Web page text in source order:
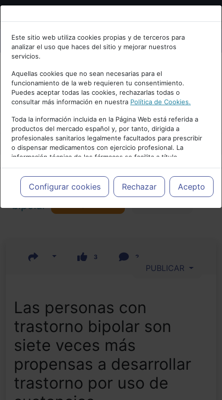
Bienvenid@ a psiquiatria.com
Escribe tu Email
Accede o regístrate con tu email.
Cancelar
Este sitio web utiliza cookies propias y de terceros para
analizar el uso que haces del sitio y mejorar nuestros
servicios.
Aquellas cookies que no sean necesarias para el
funcionamiento de la web requieren tu consentimiento.
Puedes aceptar todas las cookies, rechazarlas todas o
consultar más información en nuestra Política de Cookies.
Toda la información incluida en la Página Web está referida a
productos del mercado español y, por tanto, dirigida a
profesionales sanitarios legalmente facultados para prescribir
o dispensar medicamentos con ejercicio profesional. La
información técnica de los fármacos se facilita a título
meramente informativo, siendo responsabilidad de los
profesionales facultados prescribir medicamentos y decidir, en
cada caso concreto, el tratamiento más adecuado a las
necesidades del paciente.
Configurar cookies Rechazar Acepto
Actualidad y Artículos|Trastorno
bipolar
3 2
PUBLICAR
Las personas con
trastorno bipolar son
siete veces más
propensas a desarrollar
trastorno por uso de